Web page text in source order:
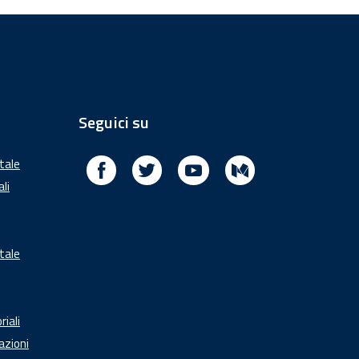
Seguici su
Facebook Twitter Youtube